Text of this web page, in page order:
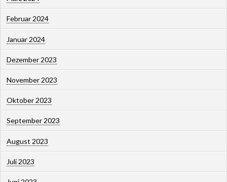
Februar 2024
Januar 2024
Dezember 2023
November 2023
Oktober 2023
September 2023
August 2023
Juli 2023